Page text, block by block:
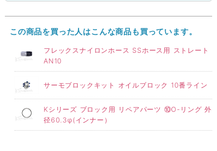
この商品を買った人はこんな商品も買っています。
フレックスナイロンホース SSホース用 ストレート
AN10
サーモブロックキット オイルブロック 10番ライン
Kシリーズ ブロック用 リペアパーツ ⑩O-リング 外
径60.3φ(インナー）